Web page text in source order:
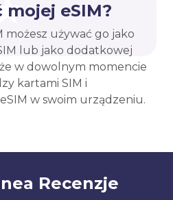
mojej eSIM?
możesz używać go jako
lub jako dodatkowej
w dowolnym momencie
kartami SIM i
w swoim urządzeniu.
Recenzje